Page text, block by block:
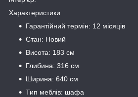
Характеристики
Гарантійний термін: 12 місяців
Стан: Новий
Висота: 183 см
Глибина: 316 см
Ширина: 640 см
Тип меблів: шафа